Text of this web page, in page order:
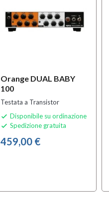
Orange DUAL BABY
100
Testata a Transistor
 Disponibile su ordinazione
 Spedizione gratuita
459,00 €